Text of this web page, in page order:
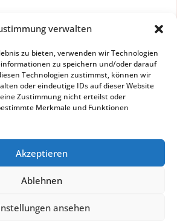
verwalten
zu bieten, verwenden wir Technologien
zu speichern und/oder darauf
Technologien zustimmst, können wir
oder eindeutige IDs auf dieser Website
Zustimmung nicht erteilst oder
Merkmale und Funktionen
Akzeptieren
Ablehnen
ansehen
HOL DIR DAS
PDF
Heilpraxis I
&Datenschutz